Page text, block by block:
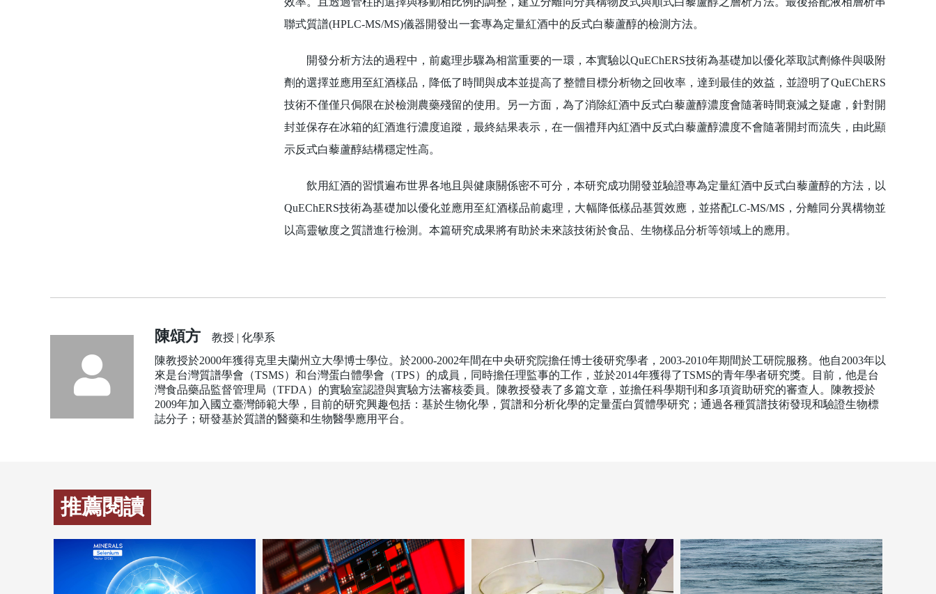
聯式質譜(HPLC-MS/MS)儀器開發出一套專為定量紅酒中的反式白藜蘆醇的檢測方法。
開發分析方法的過程中，前處理步驟為相當重要的一環，本實驗以QuEChERS技術為基礎加以優化萃取試劑條件與吸附
劑的選擇並應用至紅酒樣品，降低了時間與成本並提高了整體目標分析物之回收率，達到最佳的效益，並證明了QuEChERS
技術不僅僅只侷限在於檢測農藥殘留的使用。另一方面，為了消除紅酒中反式白藜蘆醇濃度會隨著時間衰減之疑慮，針對開
封並保存在冰箱的紅酒進行濃度追蹤，最終結果表示，在一個禮拜內紅酒中反式白藜蘆醇濃度不會隨著開封而流失，由此顯
示反式白藜蘆醇結構穩定性高。
飲用紅酒的習慣遍布世界各地且與健康關係密不可分，本研究成功開發並驗證專為定量紅酒中反式白藜蘆醇的方法，以
QuEChERS技術為基礎加以優化並應用至紅酒樣品前處理，大幅降低樣品基質效應，並搭配LC-MS/MS，分離同分異構物並
以高靈敏度之質譜進行檢測。本篇研究成果將有助於未來該技術於食品、生物樣品分析等領域上的應用。
陳頌方
教授 | 化學系
陳教授於2000年獲得克里夫蘭州立大學博士學位。於2000-2002年間在中央研究院擔任博士後研究學者，2003-2010年期間於工研院服務。他自2003年以
來是台灣質譜學會（TSMS）和台灣蛋白體學會（TPS）的成員，同時擔任理監事的工作，並於2014年獲得了TSMS的青年學者研究獎。目前，他是台
灣食品藥品監督管理局（TFDA）的實驗室認證與實驗方法審核委員。陳教授發表了多篇文章，並擔任科學期刊和多項資助研究的審查人。陳教授於
2009年加入國立臺灣師範大學，目前的研究興趣包括：基於生物化學，質譜和分析化學的定量蛋白質體學研究；通過各種質譜技術發現和驗證生物標
誌分子；研發基於質譜的醫藥和生物醫學應用平台。
推薦閱讀